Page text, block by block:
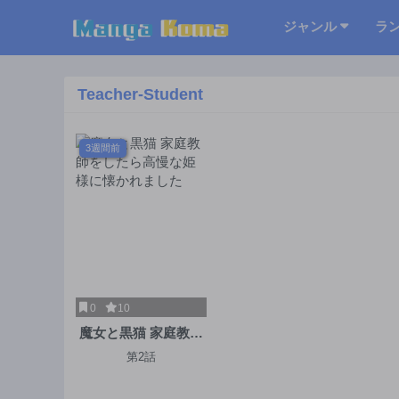
ジャンル ラ
Teacher-Student
3週間前
0 10
魔女と黒猫 家庭教師
をしたら高慢な姫様
第2話